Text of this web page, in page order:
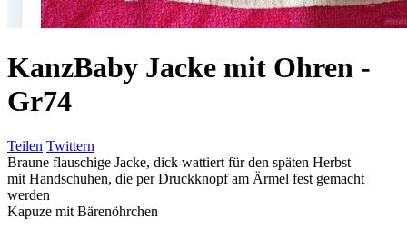
KanzBaby Jacke mit Ohren -
Gr74
Teilen Twittern
Braune flauschige Jacke, dick wattiert für den späten Herbst
mit Handschuhen, die per Druckknopf am Ärmel fest gemacht
werden
Kapuze mit Bärenöhrchen